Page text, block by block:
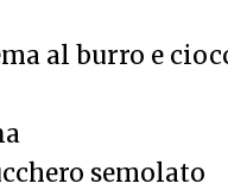
al burro e
semolato